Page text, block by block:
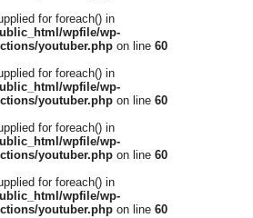
for foreach() in
wpfile/wp-
youtuber.php on line 60
for foreach() in
wpfile/wp-
youtuber.php on line 60
for foreach() in
wpfile/wp-
youtuber.php on line 60
for foreach() in
wpfile/wp-
youtuber.php on line 60